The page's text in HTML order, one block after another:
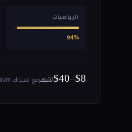
الرياضيات
94%
$8–$40 /شهرمع اشتراك X Premium